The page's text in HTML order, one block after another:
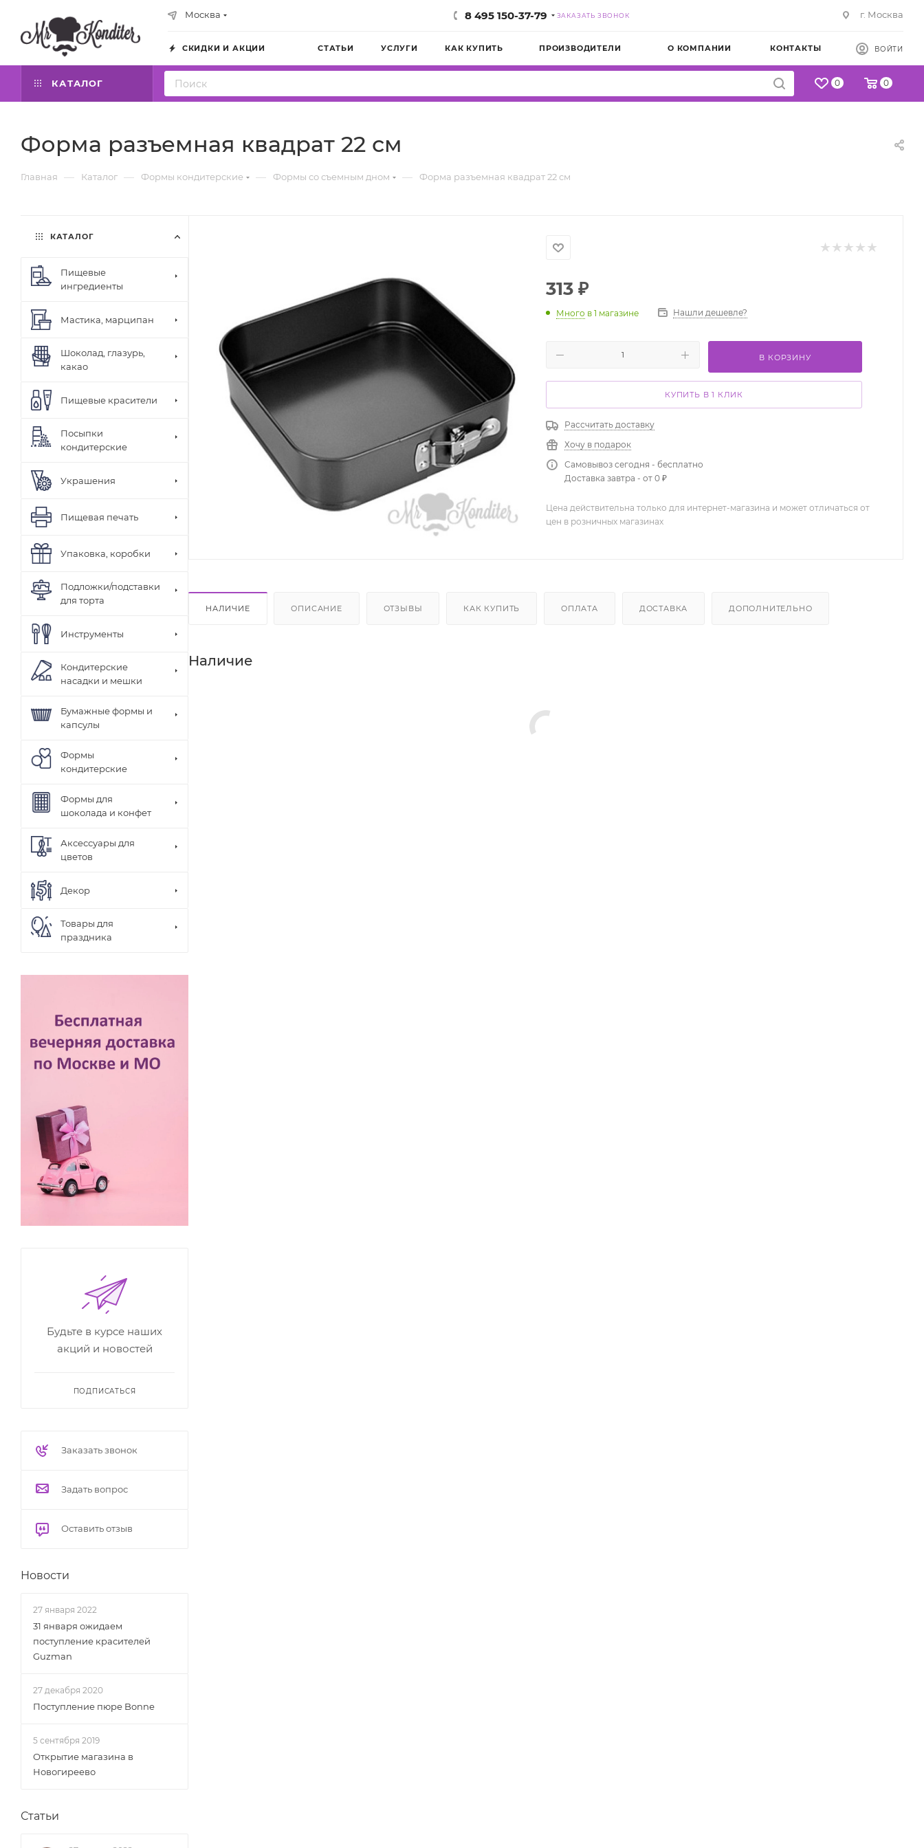
Москва 8 495 150-37-79 ЗАКАЗАТЬ ЗВОНОК г. Москва
СКИДКИ И АКЦИИ СТАТЬИ УСЛУГИ КАК КУПИТЬ ПРОИЗВОДИТЕЛИ О КОМПАНИИ КОНТАКТЫ ВОЙТИ
КАТАЛОГ 0 0
Форма разъемная квадрат 22 см
Главная — Каталог — Формы кондитерские — Формы со съемным дном — Форма разъемная квадрат 22 см
313 ₽
Много в 1 магазине Нашли дешевле?
В КОРЗИНУ
КУПИТЬ В 1 КЛИК
Рассчитать доставку
Хочу в подарок
Самовывоз сегодня - бесплатно
Доставка завтра - от 0 ₽
Цена действительна только для интернет-магазина и может отличаться от
цен в розничных магазинах
НАЛИЧИЕ ОПИСАНИЕ ОТЗЫВЫ КАК КУПИТЬ ОПЛАТА ДОСТАВКА ДОПОЛНИТЕЛЬНО
Наличие
КАТАЛОГ
Пищевые
ингредиенты
Мастика, марципан
Шоколад, глазурь,
какао
Пищевые красители
Посыпки
кондитерские
Украшения
Пищевая печать
Упаковка, коробки
Подложки/подставки
для торта
Инструменты
Кондитерские
насадки и мешки
Бумажные формы и
капсулы
Формы
кондитерские
Формы для
шоколада и конфет
Аксессуары для
цветов
Декор
Товары для
праздника
Будьте в курсе наших
акций и новостей
ПОДПИСАТЬСЯ
Заказать звонок
Задать вопрос
Оставить отзыв
Новости
27 января 2022
31 января ожидаем
поступление красителей
Guzman
27 декабря 2020
Поступление пюре Bonne
5 сентября 2019
Открытие магазина в
Новогиреево
Статьи